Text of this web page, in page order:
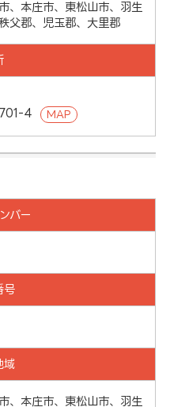
、本庄市、東松山市、羽生
父郡、児玉郡、大里郡
701-4
MAP
バー
号
域
、本庄市、東松山市、羽生